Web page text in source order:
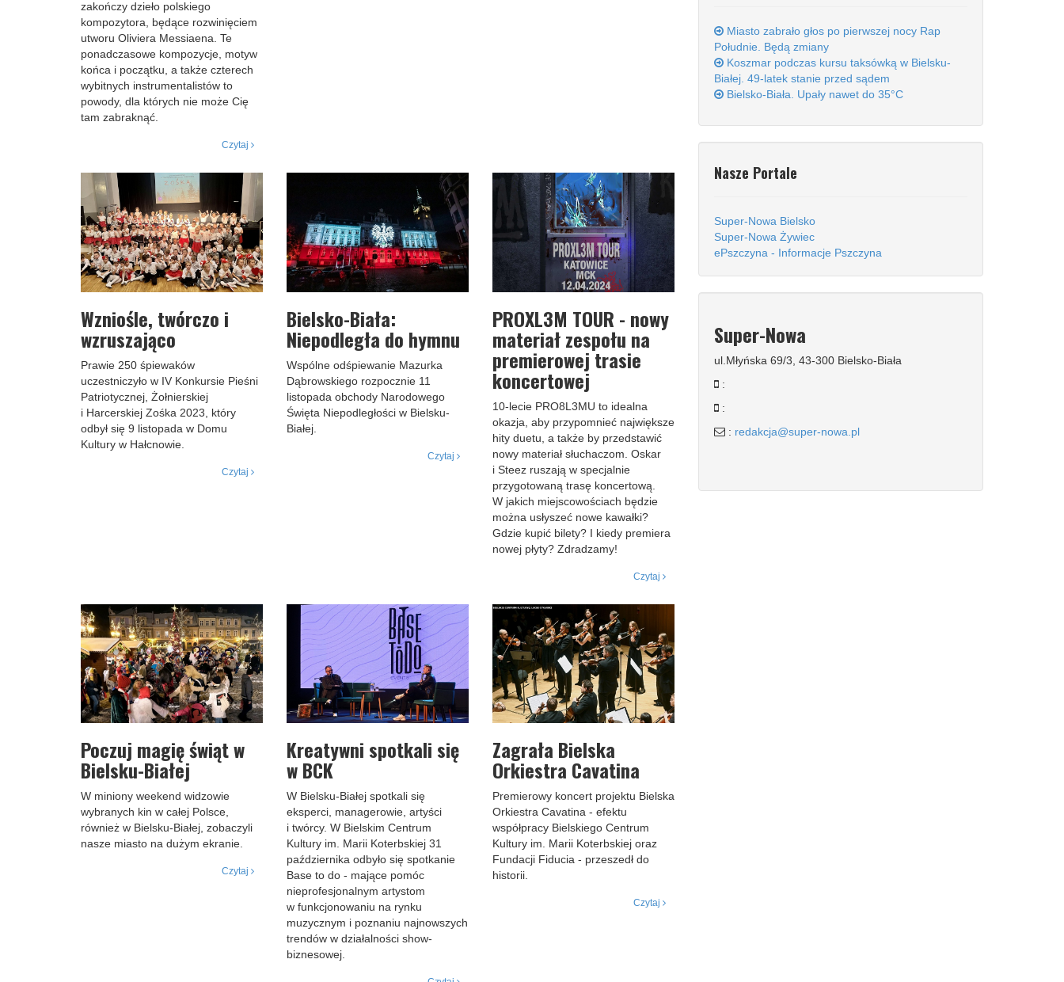
zakończy dzieło polskiego
kompozytora, będące rozwinięciem
utworu Oliviera Messiaena. Te
ponadczasowe kompozycje, motyw
końca i początku, a także czterech
wybitnych instrumentalistów to
powody, dla których nie może Cię
tam zabraknąć.
Czytaj
Wzniośle, twórczo i
wzruszająco
Prawie 250 śpiewaków
uczestniczyło w IV Konkursie Pieśni
Patriotycznej, Żołnierskiej
i Harcerskiej Zośka 2023, który
odbył się 9 listopada w Domu
Kultury w Hałcnowie.
Czytaj
Bielsko-Biała:
Niepodległa do hymnu
Wspólne odśpiewanie Mazurka
Dąbrowskiego rozpocznie 11
listopada obchody Narodowego
Święta Niepodległości w Bielsku-
Białej.
Czytaj
PROXL3M TOUR - nowy
materiał zespołu na
premierowej trasie
koncertowej
10-lecie PRO8L3MU to idealna
okazja, aby przypomnieć największe
hity duetu, a także by przedstawić
nowy materiał słuchaczom. Oskar
i Steez ruszają w specjalnie
przygotowaną trasę koncertową.
W jakich miejscowościach będzie
można usłyszeć nowe kawałki?
Gdzie kupić bilety? I kiedy premiera
nowej płyty? Zdradzamy!
Czytaj
Poczuj magię świąt w
Bielsku-Białej
W miniony weekend widzowie
wybranych kin w całej Polsce,
również w Bielsku-Białej, zobaczyli
nasze miasto na dużym ekranie.
Czytaj
Kreatywni spotkali się
w BCK
W Bielsku-Białej spotkali się
eksperci, managerowie, artyści
i twórcy. W Bielskim Centrum
Kultury im. Marii Koterbskiej 31
października odbyło się spotkanie
Base to do - mające pomóc
nieprofesjonalnym artystom
w funkcjonowaniu na rynku
muzycznym i poznaniu najnowszych
trendów w działalności show-
biznesowej.
Zagrała Bielska
Orkiestra Cavatina
Premierowy koncert projektu Bielska
Orkiestra Cavatina - efektu
współpracy Bielskiego Centrum
Kultury im. Marii Koterbskiej oraz
Fundacji Fiducia - przeszedł do
historii.
Czytaj
Miasto zabrało głos po pierwszej nocy Rap
Południe. Będą zmiany
Koszmar podczas kursu taksówką w Bielsku-
Białej. 49-latek stanie przed sądem
Bielsko-Biała. Upały nawet do 35°C
Nasze Portale
Super-Nowa Bielsko
Super-Nowa Żywiec
ePszczyna - Informacje Pszczyna
Super-Nowa
ul.Młyńska 69/3, 43-300 Bielsko-Biała
:
:
: redakcja@super-nowa.pl